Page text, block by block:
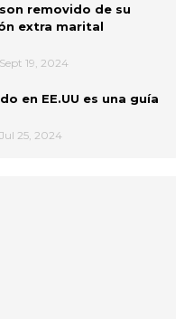
removido de su
extra marital
Sept 19, 2024
en EE.UU es una guía
Jul 25, 2024